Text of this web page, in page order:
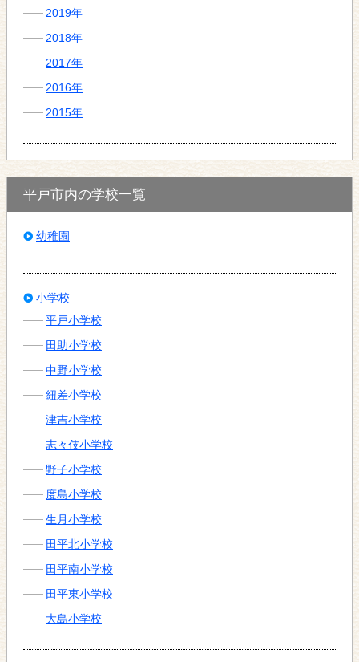
2019年
2018年
2017年
2016年
2015年
平戸市内の学校一覧
幼稚園
小学校
平戸小学校
田助小学校
中野小学校
紐差小学校
津吉小学校
志々伎小学校
野子小学校
度島小学校
生月小学校
田平北小学校
田平南小学校
田平東小学校
大島小学校